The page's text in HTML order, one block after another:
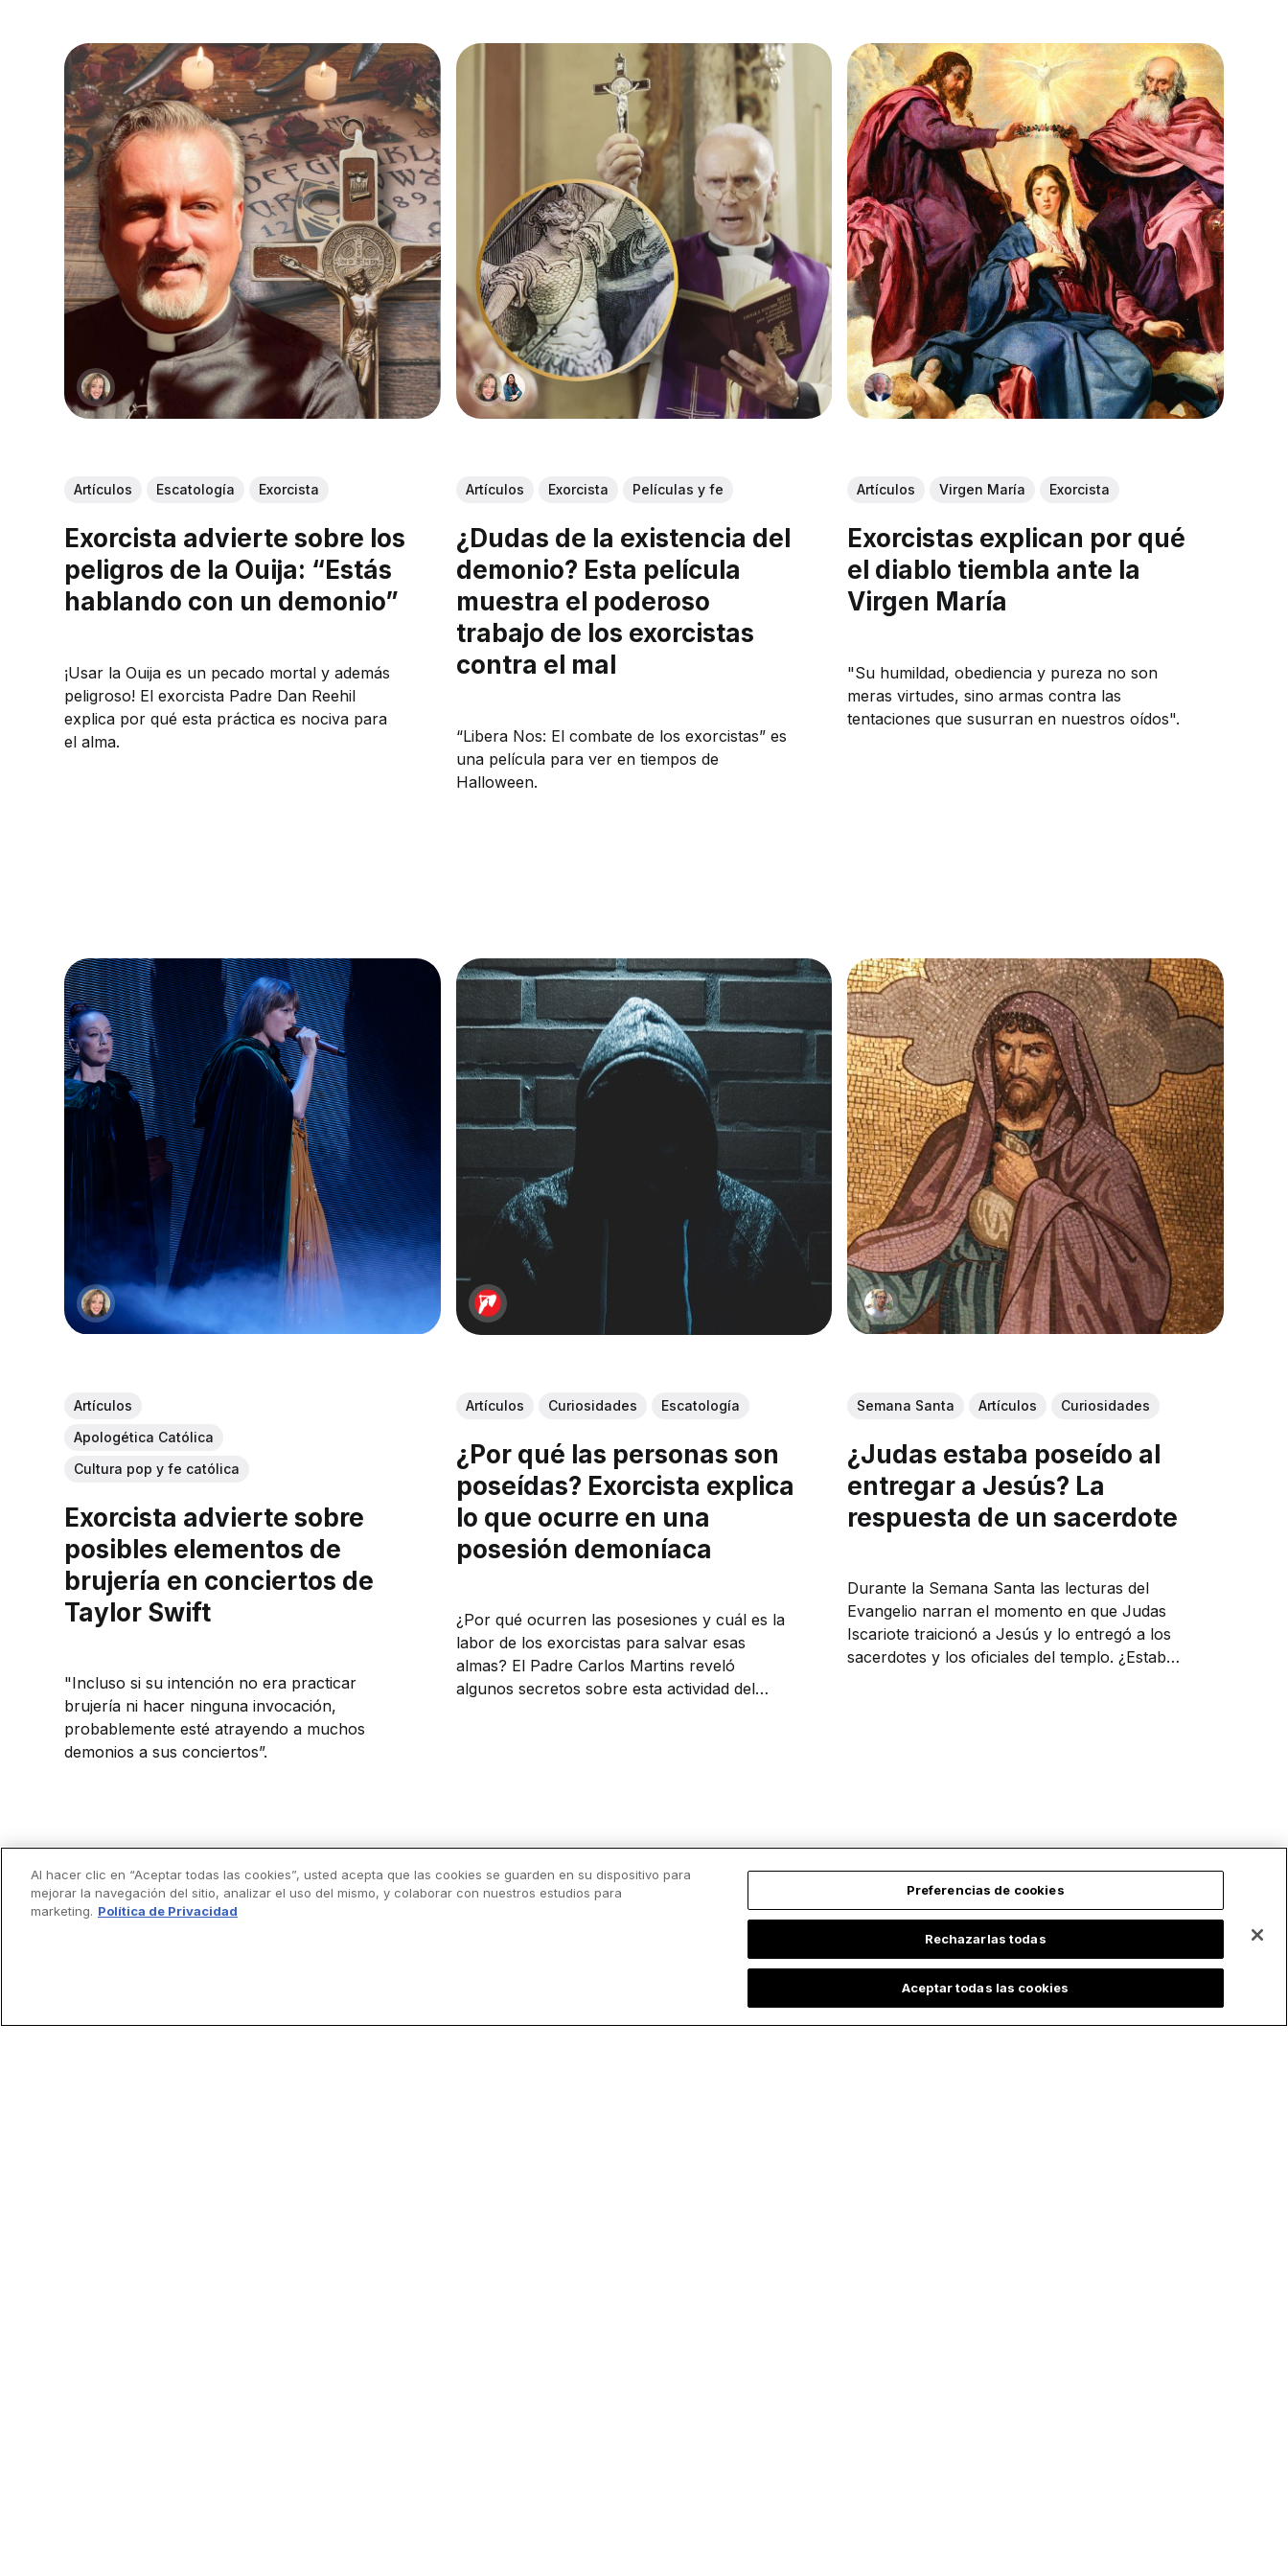
Artículos Escatología Exorcista
Exorcista advierte sobre los
peligros de la Ouija: “Estás
hablando con un demonio”
¡Usar la Ouija es un pecado mortal y además
peligroso! El exorcista Padre Dan Reehil
explica por qué esta práctica es nociva para
el alma.
Artículos Exorcista Películas y fe
¿Dudas de la existencia del
demonio? Esta película
muestra el poderoso
trabajo de los exorcistas
contra el mal
“Libera Nos: El combate de los exorcistas” es
una película para ver en tiempos de
Halloween.
Artículos Virgen María Exorcista
Exorcistas explican por qué
el diablo tiembla ante la
Virgen María
"Su humildad, obediencia y pureza no son
meras virtudes, sino armas contra las
tentaciones que susurran en nuestros oídos".
Artículos
Apologética Católica
Cultura pop y fe católica
Exorcista advierte sobre
posibles elementos de
brujería en conciertos de
Taylor Swift
"Incluso si su intención no era practicar
brujería ni hacer ninguna invocación,
probablemente esté atrayendo a muchos
demonios a sus conciertos”.
Artículos Curiosidades Escatología
¿Por qué las personas son
poseídas? Exorcista explica
lo que ocurre en una
posesión demoníaca
¿Por qué ocurren las posesiones y cuál es la
labor de los exorcistas para salvar esas
almas? El Padre Carlos Martins reveló
algunos secretos sobre esta actividad del
Semana Santa Artículos Curiosidades
¿Judas estaba poseído al
entregar a Jesús? La
respuesta de un sacerdote
Durante la Semana Santa las lecturas del
Evangelio narran el momento en que Judas
Iscariote traicionó a Jesús y lo entregó a los
sacerdotes y los oficiales del templo. ¿Estaba
Al hacer clic en “Aceptar todas las cookies”, usted acepta que las cookies se guarden en su dispositivo para
mejorar la navegación del sitio, analizar el uso del mismo, y colaborar con nuestros estudios para
marketing. Política de Privacidad
Preferencias de cookies
Rechazarlas todas
Aceptar todas las cookies